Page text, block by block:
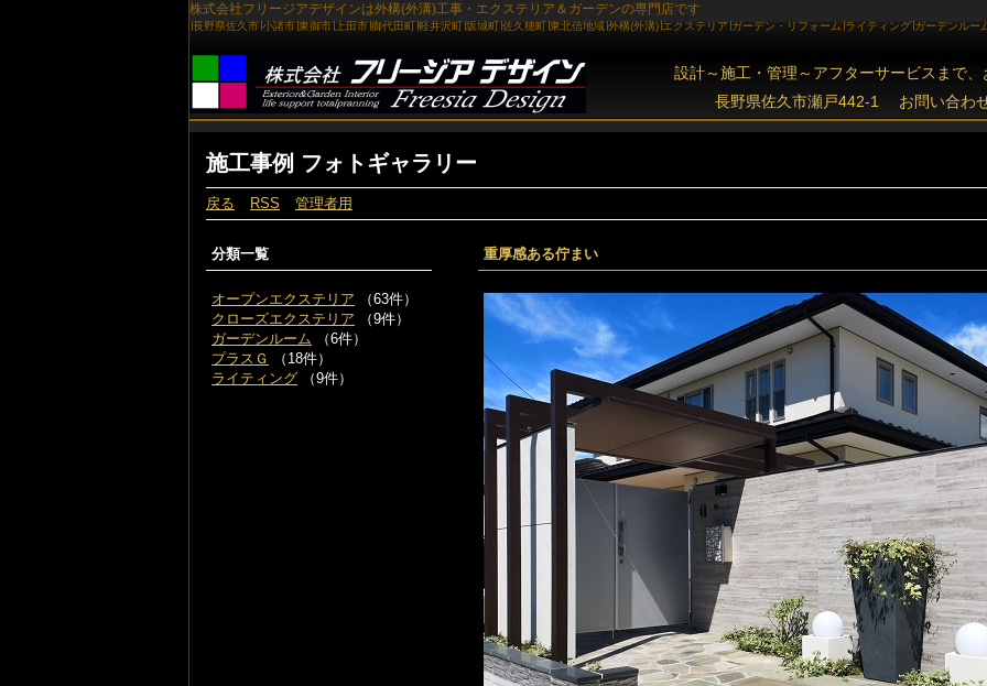
施工事例 フォトギャラリー
戻る RSS 管理者用
重厚感ある佇まい
分類一覧
オープンエクステリア （63件）
クローズエクステリア （9件）
ガーデンルーム （6件）
プラスＧ
（18件）
ライティング （9件）